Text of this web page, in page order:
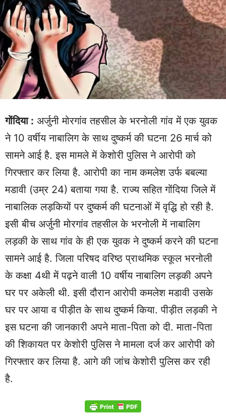
गोंदिया : अर्जुनी मोरगांव तहसील के भरनोली गांव में एक युवक
ने 10 वर्षीय नाबालिग के साथ दुष्कर्म की घटना 26 मार्च को
सामने आई है. इस मामले में केशोरी पुलिस ने आरोपी को
गिरफ्तार कर लिया है. आरोपी का नाम कमलेश उर्फ बबल्या
मडावी (उम्र 24) बताया गया है. राज्य सहित गोंदिया जिले में
नाबालिक लड़कियों पर दुष्कर्म की घटनाओं में वृद्धि हो रही है.
इसी बीच अर्जुनी मोरगांव तहसील के भरनोली में नाबालिग
लड़की के साथ गांव के ही एक युवक ने दुष्कर्म करने की घटना
सामने आई है. जिला परिषद वरिष्ठ प्राथमिक स्कूल भरनोली
के कक्षा 4थी में पढ़ने वाली 10 वर्षीय नाबालिग लड़की अपने
घर पर अकेली थी. इसी दौरान आरोपी कमलेश मडावी उसके
घर पर आया व पीड़ीत के साथ दुष्कर्म किया. पीड़ीत लड़की ने
इस घटना की जानकारी अपने माता-पिता को दी. माता-पिता
की शिकायत पर केशोरी पुलिस ने मामला दर्ज कर आरोपी को
गिरफ्तार कर लिया है. आगे की जांच केशोरी पुलिस कर रही
है.